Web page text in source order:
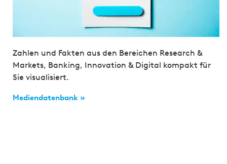
Zahlen und Fakten aus den Bereichen Research &
Markets, Banking, Innovation & Digital kompakt für
Sie visualisiert.
Mediendatenbank »